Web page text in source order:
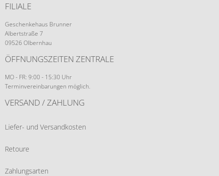
FILIALE
Geschenkehaus Brunner
Albertstraße 7
09526 Olbernhau
ÖFFNUNGSZEITEN ZENTRALE
MO - FR: 9:00 - 15:30 Uhr
Terminvereinbarungen möglich.
VERSAND / ZAHLUNG
Liefer- und Versandkosten
Retoure
Zahlungsarten